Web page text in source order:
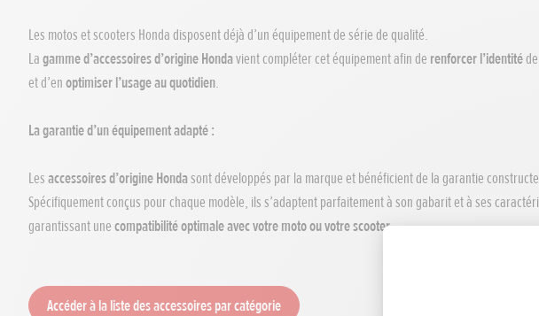
Les motos et scooters Honda disposent déjà d’un équipement de série de qualité.
Lagamme d’accessoires d’origine Hondavient compléter cet équipement afin de renforcer l’identité
et d’enoptimiser l’usage au quotidien.
La garantie d’un équipement adapté :
Lesaccessoires d’origine Hondasont développés par la marque et bénéficient de la garantie
Spécifiquement conçus pour chaque modèle, ils s’adaptent parfaitement à son gabarit et à ses
garantissant unecompatibilité optimale avec votre moto ou votre scooter.
Accéder à la liste des accessoires par catégorie